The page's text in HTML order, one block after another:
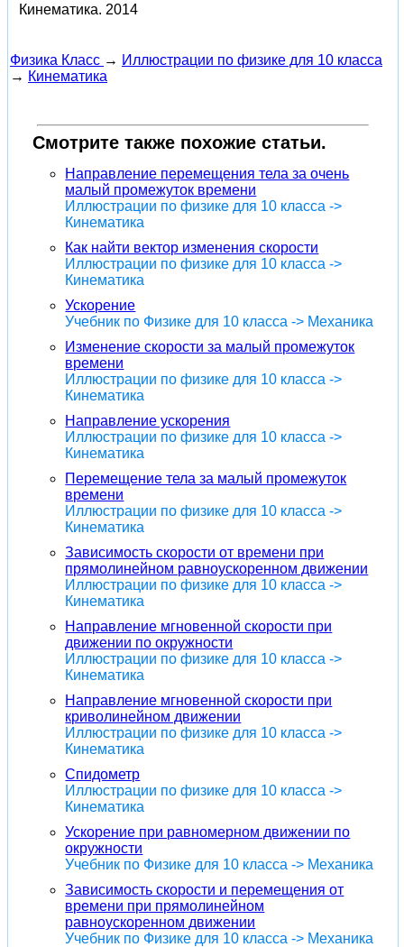
Кинематика. 2014
Физика Класс → Иллюстрации по физике для 10 класса
→ Кинематика
Смотрите также похожие статьи.
Направление перемещения тела за очень
малый промежуток времени
Иллюстрации по физике для 10 класса ->
Кинематика
Как найти вектор изменения скорости
Иллюстрации по физике для 10 класса ->
Кинематика
Ускорение
Учебник по Физике для 10 класса -> Механика
Изменение скорости за малый промежуток
времени
Иллюстрации по физике для 10 класса ->
Кинематика
Направление ускорения
Иллюстрации по физике для 10 класса ->
Кинематика
Перемещение тела за малый промежуток
времени
Иллюстрации по физике для 10 класса ->
Кинематика
Зависимость скорости от времени при
прямолинейном равноускоренном движении
Иллюстрации по физике для 10 класса ->
Кинематика
Направление мгновенной скорости при
движении по окружности
Иллюстрации по физике для 10 класса ->
Кинематика
Направление мгновенной скорости при
криволинейном движении
Иллюстрации по физике для 10 класса ->
Кинематика
Спидометр
Иллюстрации по физике для 10 класса ->
Кинематика
Ускорение при равномерном движении по
окружности
Учебник по Физике для 10 класса -> Механика
Зависимость скорости и перемещения от
времени при прямолинейном
равноускоренном движении
Учебник по Физике для 10 класса -> Механика